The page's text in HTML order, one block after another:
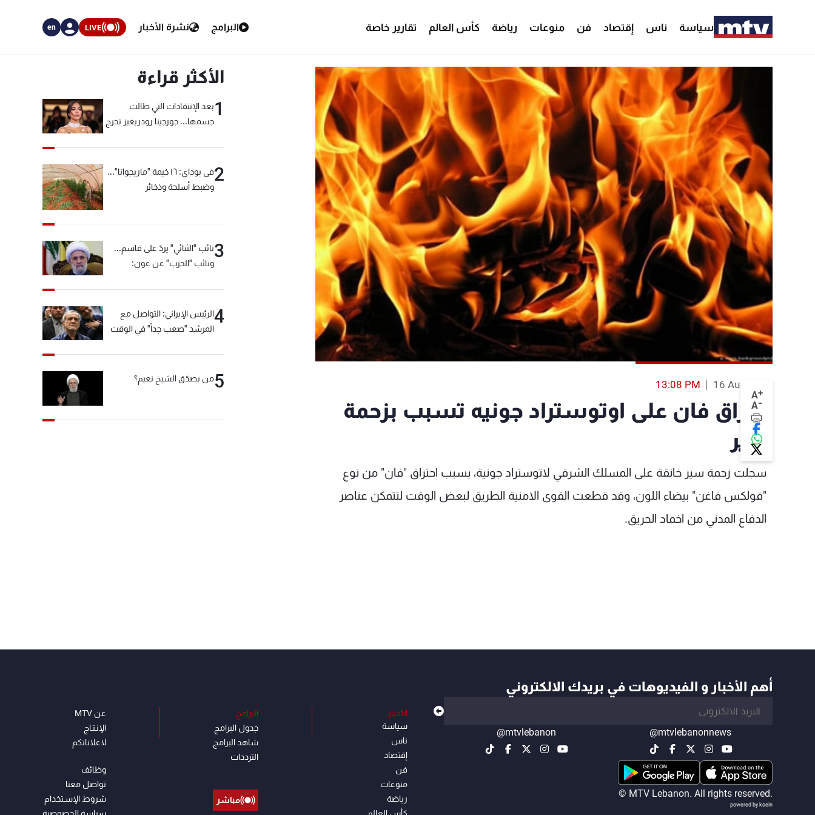
سياسة ناس إقتصاد فن منوعات رياضة كأس العالم تقارير خاصة البرامج نشرة الأخبار LIVE
en
A+
A-
16 Aug 2013
13:08 PM
احتراق فان على اوتوستراد جونيه تسبب بزحمة
سير
سجلت زحمة سير خانقة على المسلك الشرقي لاتوستراد جونية، بسبب احتراق "فان" من نوع
"فولكس فاغن" بيضاء اللون، وقد قطعت القوى الامنية الطريق لبعض الوقت لتتمكن عناصر
الدفاع المدني من اخماد الحريق.
الأكثر قراءة
1بعد الإنتقادات التي طالت
جسمها... جورجينا رودريغيز تخرج
2
في بوداي: ١٦ خيمة "ماريجوانا"...
وضبط أسلحة وذخائر
3نائب "الثنائي" يردّ على قاسم...
ونائب "الحزب" عن عون:
4الرئيس الإيراني: التواصل مع
المرشد "صعب جداً" في الوقت
5من يصدّق الشيخ نعيم؟
أهم الأخبار و الفيديوهات في بريدك الالكتروني
@mtvlebanonnews
@mtvlebanon
© MTV Lebanon. All rights reserved.
powered by koein
الأخبار
سياسة
ناس
إقتصاد
فن
منوعات
رياضة
البرامج
جدول البرامج
شاهد البرامج
الترددات
مباشر
عن MTV
الإنـتـاج
لاعلاناتكم
وظائف
تواصل معنا
شروط الإسـتخدام